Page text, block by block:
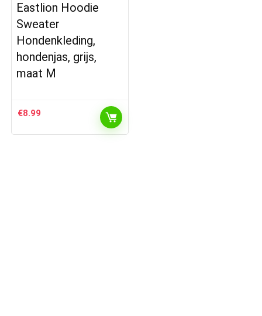
Eastlion Hoodie
Sweater
Hondenkleding,
hondenjas, grijs,
maat M
€8.99